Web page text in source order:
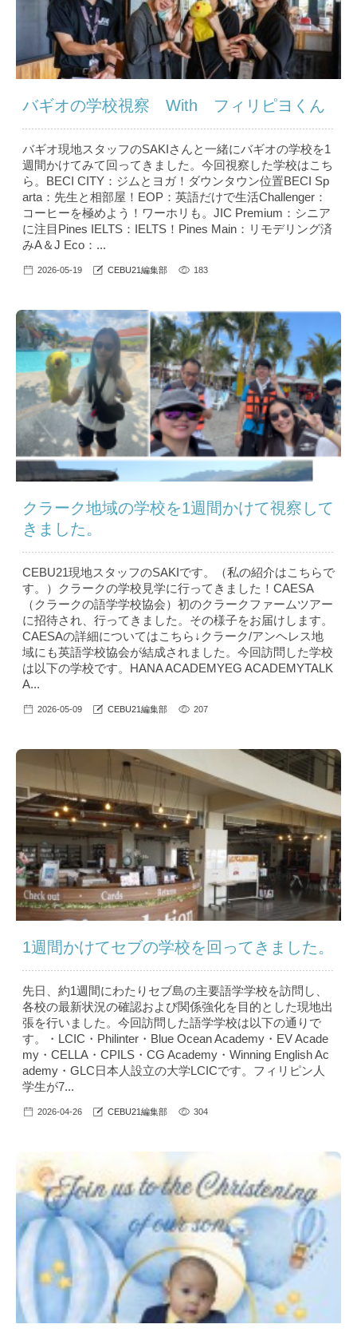
バギオの学校視察 With フィリピヨくん
バギオ現地スタッフのSAKIさんと一緒にバギオの学校を1
週間かけてみて回ってきました。今回視察した学校はこち
ら。BECI CITY：ジムとヨガ！ダウンタウン位置BECI Sp
arta：先生と相部屋！EOP：英語だけで生活Challenger：
コーヒーを極めよう！ワーホリも。JIC Premium：シニア
に注目Pines IELTS：IELTS！Pines Main：リモデリング済
みA＆J Eco：...
2026-05-19 CEBU21編集部 183
クラーク地域の学校を1週間かけて視察して
きました。
CEBU21現地スタッフのSAKIです。（私の紹介はこちら で
す。）クラークの学校見学に行ってきました！CAESA
（クラークの語学学校協会）初のクラークファームツアー
に招待され、行ってきました。その様子をお届けします。
CAESAの詳細についてはこちら↓クラーク/アンヘレス地
域にも英語学校協会が結成されました。今回訪問した学校
は以下の学校です。HANA ACADEMYEG ACADEMYTALK
A...
2026-05-09 CEBU21編集部 207
1週間かけてセブの学校を回ってきました。
先日、約1週間にわたりセブ島の主要語学学校を訪問し、
各校の最新状況の確認および関係強化を目的とした現地出
張を行いました。今回訪問した語学学校は以下の通りで
す。・LCIC・Philinter・Blue Ocean Academy・EV Acade
my・CELLA・CPILS・CG Academy・Winning English Ac
ademy・GLC日本人設立の大学LCICです。フィリピン人
学生が7...
2026-04-26 CEBU21編集部 304